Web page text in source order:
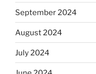
September 2024
August 2024
July 2024